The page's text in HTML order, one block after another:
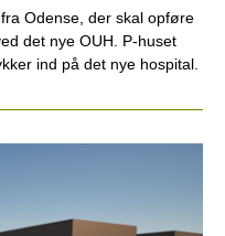
Odense, der skal opføre
det nye OUH. P-huset
ind på det nye hospital.